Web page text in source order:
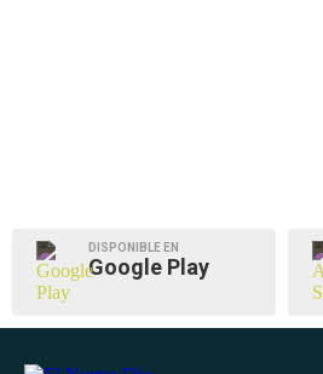
DISPONIBLE EN
Google Play